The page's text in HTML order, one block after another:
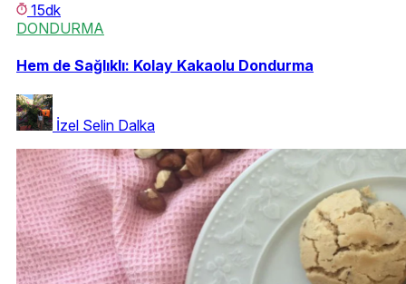
15dk
DONDURMA
Hem de Sağlıklı: Kolay Kakaolu Dondurma
İzel Selin Dalka